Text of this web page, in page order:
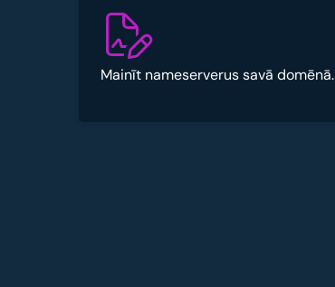
Mainīt nameserverus savā domēnā.